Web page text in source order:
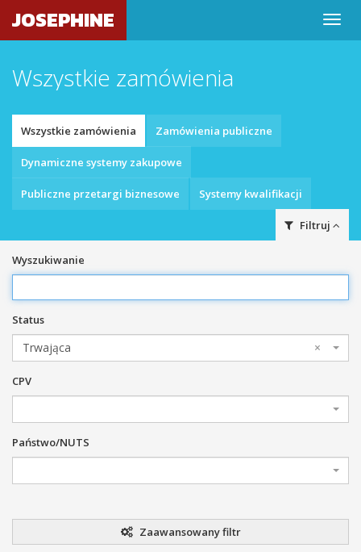
JOSEPHINE
Wszystkie zamówienia
Wszystkie zamówienia Zamówienia publiczne
Dynamiczne systemy zakupowe
Publiczne przetargi biznesowe Systemy kwalifikacji
Filtruj
Wyszukiwanie
Status
×
Trwająca
CPV
Państwo/NUTS
Zaawansowany filtr